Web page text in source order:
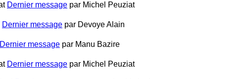
Dernier message par Michel Peuziat
Dernier message par Devoye Alain
Dernier message par Manu Bazire
Dernier message par Michel Peuziat